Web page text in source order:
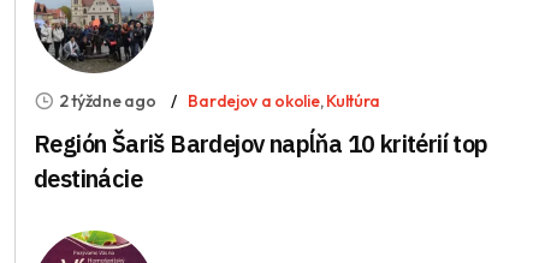
2 týždne ago Bardejov a okolie,Kultúra
Región Šariš Bardejov napĺňa 10 kritérií top
destinácie